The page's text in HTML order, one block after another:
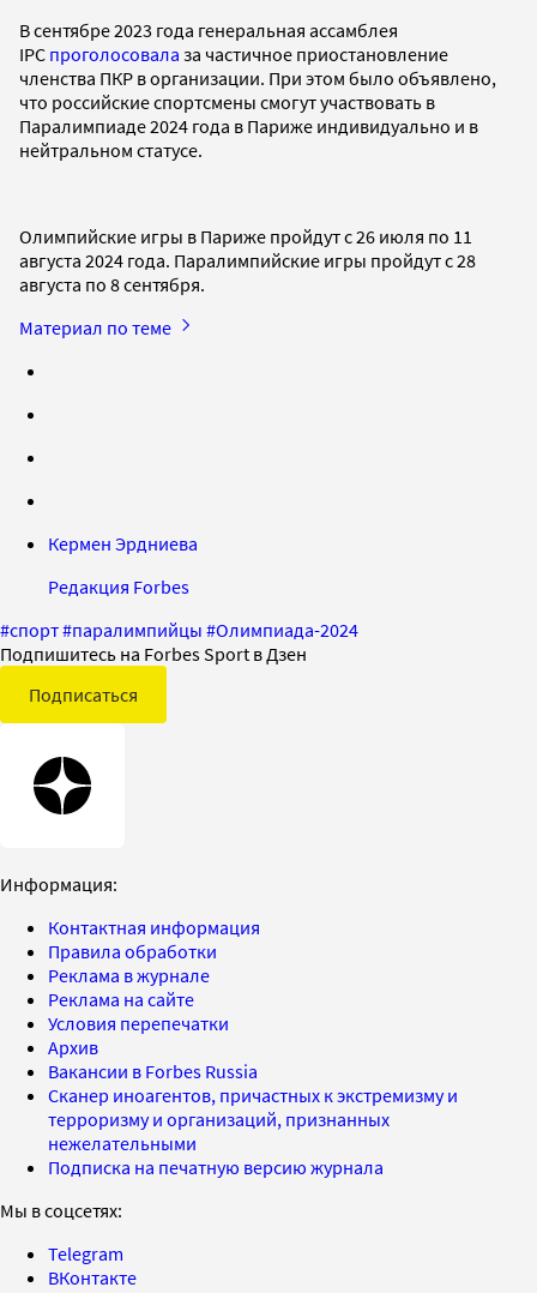
В сентябре 2023 года генеральная ассамблея
IPC проголосовала за частичное приостановление
членства ПКР в организации. При этом было объявлено,
что российские спортсмены смогут участвовать в
Паралимпиаде 2024 года в Париже индивидуально и в
нейтральном статусе.
Олимпийские игры в Париже пройдут с 26 июля по 11
августа 2024 года. Паралимпийские игры пройдут с 28
августа по 8 сентября.
Материал по теме
Кермен Эрдниева
Редакция Forbes
#спорт#паралимпийцы #Олимпиада-2024
Подпишитесь на Forbes Sport в Дзен
Подписаться
Информация:
Контактная информация
Правила обработки
Реклама в журнале
Реклама на сайте
Условия перепечатки
Архив
Вакансии в Forbes Russia
Сканер иноагентов, причастных к экстремизму и
терроризму и организаций, признанных
нежелательными
Подписка на печатную версию журнала
Мы в соцсетях:
Telegram
ВКонтакте